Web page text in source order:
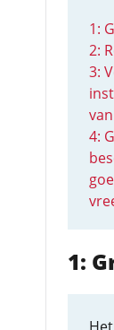
1:
2:
3:
4:
1: